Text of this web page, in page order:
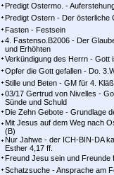
Predigt Ostermo. -
Predigt Ostern - Der österliche
Fasten - Festsein
4. Fastenso.B2006 - Der
und Erhöhten
Verkündigung des Herrn - Gott
Opfer die Gott gefallen - Do.
Stille und Beten - GM für 4.
03/17 Gertrud von Nivelles -
Sünde und Schuld
Die Zehn Gebote - Grundlage
Mit Jesus auf dem Weg nach
(B)
Nur Jahwe - der ICH-BIN-DA
Esther 4,17 ff.
Freund Jesu sein und Freunde
Schatzsuche - Ansprache am